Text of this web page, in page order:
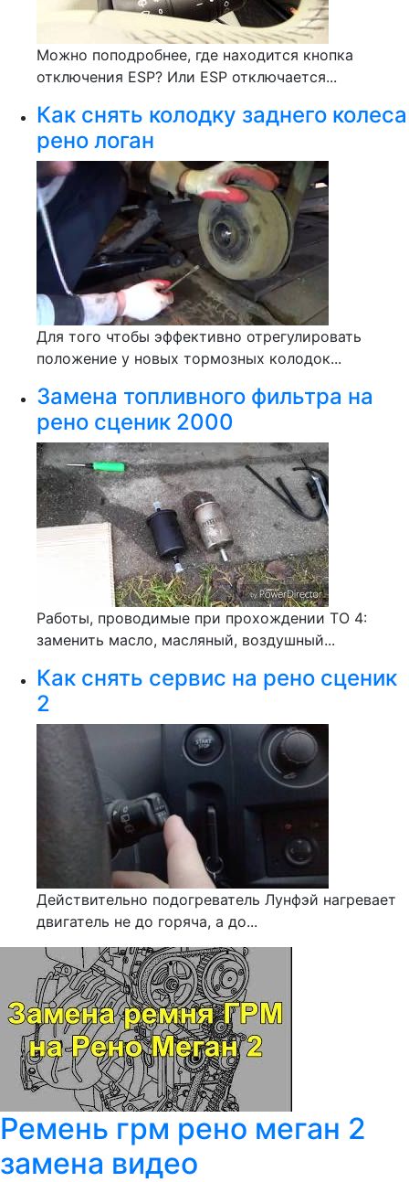
Можно поподробнее, где находится кнопка
отключения ESP? Или ESP отключается...
Как снять колодку заднего колеса
рено логан
Для того чтобы эффективно отрегулировать
положение у новых тормозных колодок...
Замена топливного фильтра на
рено сценик 2000
Работы, проводимые при прохождении ТО 4:
заменить масло, масляный, воздушный...
Как снять сервис на рено сценик
2
Действительно подогреватель Лунфэй нагревает
двигатель не до горяча, а до...
Ремень грм рено меган 2
замена видео